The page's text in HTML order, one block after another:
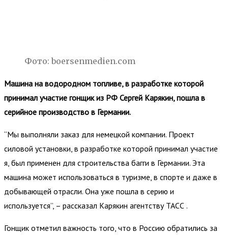
Фото: boersenmedien.com
Машина на водородном топливе, в разработке которой
принимал участие гонщик из РФ Сергей Карякин, пошла в
серийное производство в Германии.
“Мы выполняли заказ для немецкой компании. Проект
силовой установки, в разработке которой принимал участие
я, был применен для строительства багги в Германии. Эта
машина может использоваться в туризме, в спорте и даже в
добывающей отрасли. Она уже пошла в серию и
используется”, – рассказал Карякин агентству ТАСС .
Гонщик отметил важность того, что в Россию обратились за